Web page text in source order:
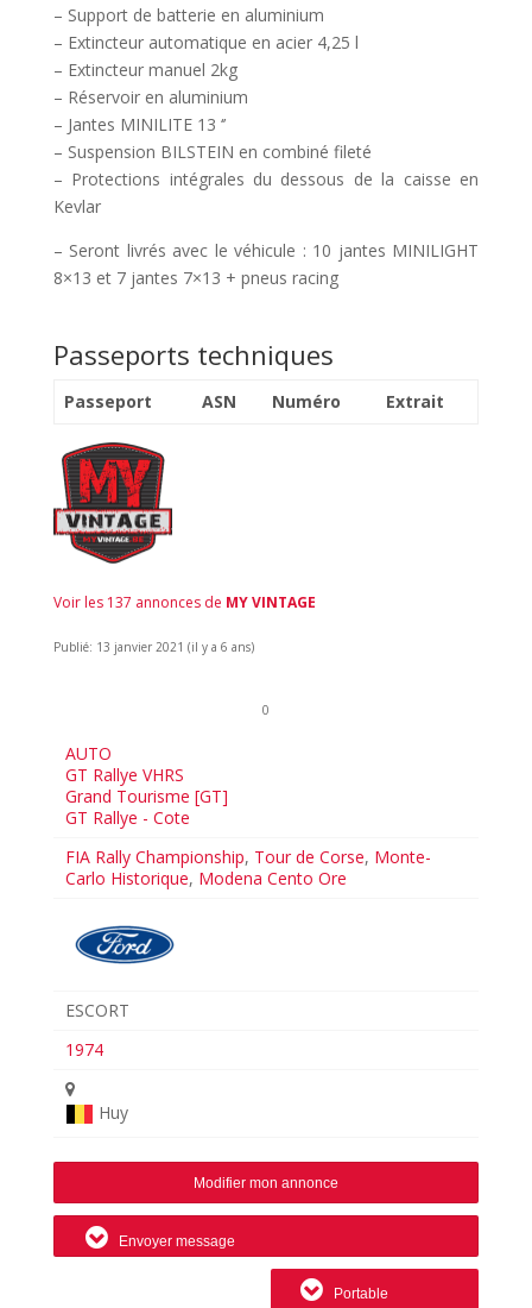
– Support de batterie en aluminium
– Extincteur automatique en acier 4,25 l
– Extincteur manuel 2kg
– Réservoir en aluminium
– Jantes MINILITE 13 ‘’
– Suspension BILSTEIN en combiné fileté
– Protections intégrales du dessous de la caisse en
Kevlar
– Seront livrés avec le véhicule : 10 jantes MINILIGHT
8×13 et 7 jantes 7×13 + pneus racing
Passeports techniques
Passeport ASN Numéro Extrait
Voir les 137 annonces de MY VINTAGE
Publié: 13 janvier 2021 (il y a 6 ans)
0
AUTO
GT Rallye VHRS
Grand Tourisme [GT]
GT Rallye - Cote
FIA Rally Championship, Tour de Corse, Monte-
Carlo Historique, Modena Cento Ore
ESCORT
1974
Huy
Modifier mon annonce
Envoyer message
Portable